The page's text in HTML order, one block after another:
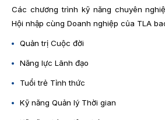
Các chương trình kỹ năng chuyên
Hội nhập cùng Doanh nghiệp của TLA
Quản trị Cuộc đời
Năng lực Lãnh đạo
Tuổi trẻ Tỉnh thức
Kỹ năng Quản lý Thời gian